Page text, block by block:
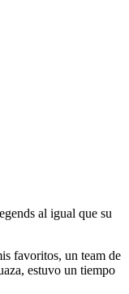
al igual que su
favoritos, un team de
estuvo un tiempo